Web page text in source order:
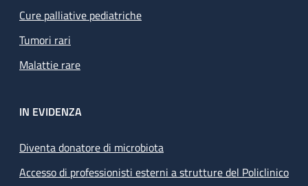
Cure palliative pediatriche
Tumori rari
Malattie rare
IN EVIDENZA
Diventa donatore di microbiota
Accesso di professionisti esterni a strutture del Policlinico